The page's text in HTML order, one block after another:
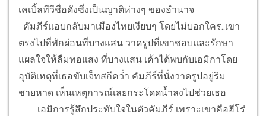
เคเบิ้ลทีวีชื่อดังซึ่งเป็นญาติห่างๆ ของอำนาจ
คัมภีร์แอบกลับมาเมืองไทยเงียบๆ โดยไม่บอกใคร..เขา
ตรงไปที่พักผ่อนที่บางแสน วาดรูปที่เขาชอบและรักษา
แผลใจให้ลืมทอแสง ที่บางแสน เค้าได้พบกับเอมิกาโดย
อุบัติเหตุที่เธอขับเจ็ทสกีคว่ำ คัมภีร์ที่นั่งวาดรูปอยู่ริม
ชายหาด เห็นเหตุการณ์เลยกระโดดน้ำลงไปช่วยเธอ
เอมิการรู้สึกประทับใจในตัวคัมภีร์ เพราะเขาคือฮีโร่